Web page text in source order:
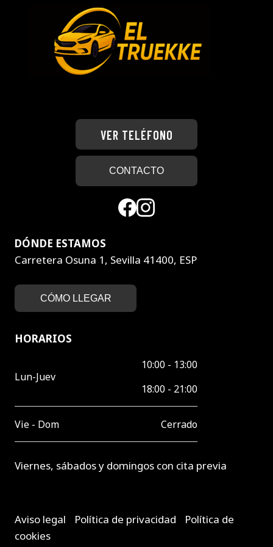
VER TELÉFONO
CONTACTO
DÓNDE ESTAMOS
Carretera Osuna 1, Sevilla 41400, ESP
CÓMO LLEGAR
HORARIOS
Lun-Juev
10:00 - 13:00
18:00 - 21:00
Vie - Dom Cerrado
Viernes, sábados y domingos con cita previa
Aviso legal Política de privacidad
Política de
cookies